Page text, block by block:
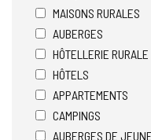
MAISONS RURALES
AUBERGES
HÔTELLERIE RURALE
HÔTELS
APPARTEMENTS
CAMPINGS
AUBERGES DE